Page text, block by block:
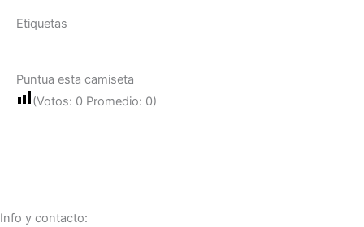
Etiquetas
Puntua esta camiseta
(Votos: 0 Promedio: 0)
Info y contacto: